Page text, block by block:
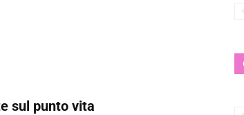
sul punto vita